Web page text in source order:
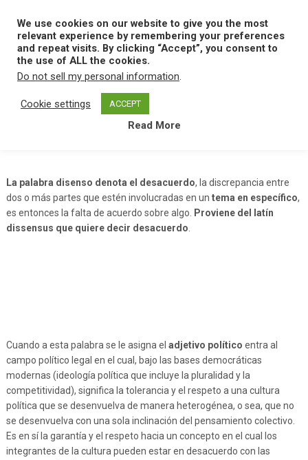
content
MENU
Home D Disenso Politico
Disenso Politico
La palabra disenso denota el desacuerdo, la discrepancia entre
dos o más partes que estén involucradas en un tema en específico,
es entonces la falta de acuerdo sobre algo.
Proviene del latín
dissensus que quiere decir desacuerdo
Cuando a esta palabra se le asigna el adjetivo político entra al
campo político legal en el cual, bajo las bases democráticas
modernas (ideología política que incluye la pluralidad y la
competitividad), significa la tolerancia y el respeto a una cultura
política que se desenvuelva de manera heterogénea, o sea, que no
se desenvuelva con una sola inclinación del pensamiento colectivo.
Es en sí la garantía y el respeto hacia un concepto en el cual los
integrantes de la cultura pueden estar en desacuerdo con las
We use cookies on our website to give you the most
relevant experience by remembering your preferences
and repeat visits. By clicking “Accept”, you consent to
the use of ALL the cookies.
Do not sell my personal information.
Cookie settings ACCEPT
Read More